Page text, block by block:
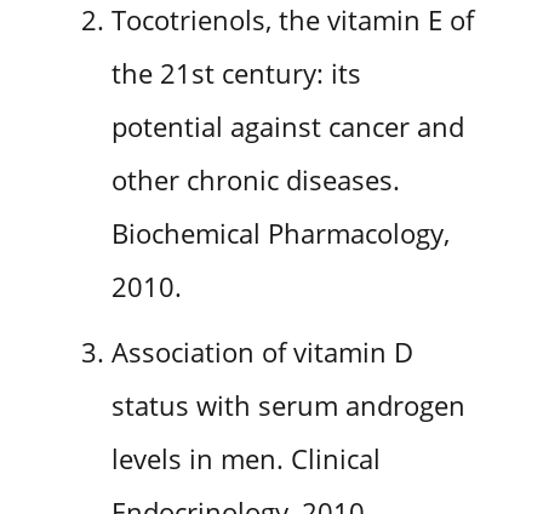
Tocotrienols, the vitamin E of
the 21st century: its
potential against cancer and
other chronic diseases.
Biochemical Pharmacology,
2010.
Association of vitamin D
status with serum androgen
levels in men. Clinical